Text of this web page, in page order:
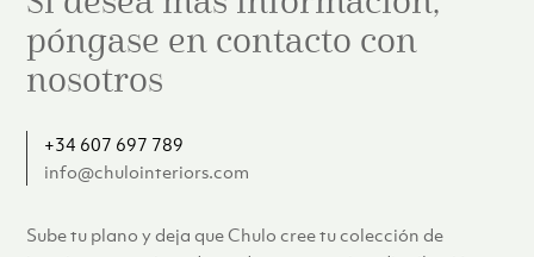
póngase en contacto con
nosotros
+34 607 697 789
info@chulointeriors.com
Sube tu plano y deja que Chulo cree tu colección de